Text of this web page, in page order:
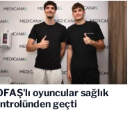
oyuncular sağlık
geçti